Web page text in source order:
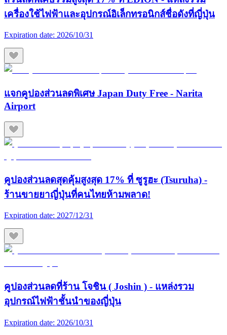
เครื่องใช้ไฟฟ้าและอุปกรณ์อิเล็กทรอนิกส์ชื่อดังที่ญี่ปุ่น
Expiration date: 2026/10/31
แจกคูปองส่วนลดพิเศษ Japan Duty Free - Narita
Airport
คูปองส่วนลดสุดคุ้มสูงสุด 17% ที่ ซูรูฮะ (Tsuruha) -
ร้านขายยาญี่ปุ่นที่คนไทยห้ามพลาด!
Expiration date: 2027/12/31
คูปองส่วนลดที่ร้าน โจชิน ( Joshin ) - แหล่งรวม
อุปกรณ์ไฟฟ้าชั้นนำของญี่ปุ่น
Expiration date: 2026/10/31